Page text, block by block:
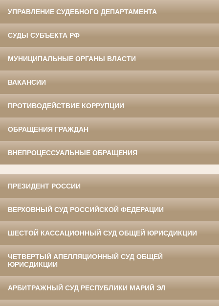
УПРАВЛЕНИЕ СУДЕБНОГО ДЕПАРТАМЕНТА
СУДЫ СУБЪЕКТА РФ
МУНИЦИПАЛЬНЫЕ ОРГАНЫ ВЛАСТИ
ВАКАНСИИ
ПРОТИВОДЕЙСТВИЕ КОРРУПЦИИ
ОБРАЩЕНИЯ ГРАЖДАН
ВНЕПРОЦЕССУАЛЬНЫЕ ОБРАЩЕНИЯ
ПРЕЗИДЕНТ РОССИИ
ВЕРХОВНЫЙ СУД РОССИЙСКОЙ ФЕДЕРАЦИИ
ШЕСТОЙ КАССАЦИОННЫЙ СУД ОБЩЕЙ ЮРИСДИКЦИИ
ЧЕТВЕРТЫЙ АПЕЛЛЯЦИОННЫЙ СУД ОБЩЕЙ
ЮРИСДИКЦИИ
АРБИТРАЖНЫЙ СУД РЕСПУБЛИКИ МАРИЙ ЭЛ